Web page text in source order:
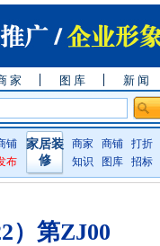
家 图 库 新 闻
铺
布
家居装
修
商家 商铺 打折
知识
图库 招标
）第ZJ00